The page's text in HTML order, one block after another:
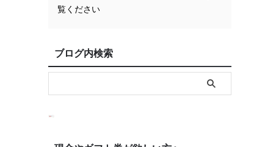
覧ください
ブログ内検索